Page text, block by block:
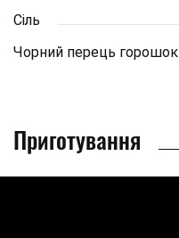
Сіль
Чорний перець горошок
Приготування